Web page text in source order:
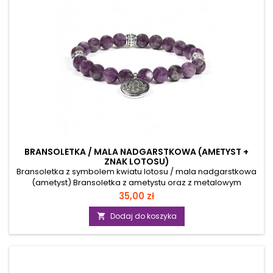
BRANSOLETKA / MALA NADGARSTKOWA (AMETYST +
ZNAK LOTOSU)
Bransoletka z symbolem kwiatu lotosu / mala nadgarstkowa
(ametyst) Bransoletka z ametystu oraz z metalowym
grawerunkiem o kształcie kwiatu lotosu. Ornament z
grawerunkiem oraz pozostałe metalowe elementy zostały
wykonane ze stopu cynku. Koraliki nawleczone są na bardzo
mocną, elastyczną żyłkę jubilerską i łatwo dopasowują się do
nadgarstka.Produkt nie zawiera niklu, ołowiu i kadmu.
Cena
35,00 zł
 Dodaj do koszyka